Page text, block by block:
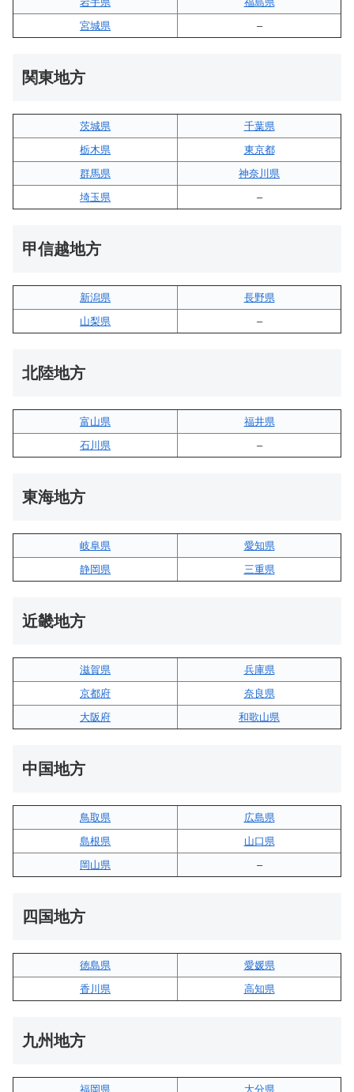
宮城県
–
関東地方
茨城県
千葉県
栃木県
東京都
群馬県
神奈川県
埼玉県
–
甲信越地方
新潟県
長野県
山梨県
–
北陸地方
富山県
福井県
石川県
–
東海地方
岐阜県
愛知県
静岡県
三重県
近畿地方
滋賀県
兵庫県
京都府
奈良県
大阪府
和歌山県
中国地方
鳥取県
広島県
島根県
山口県
岡山県
–
四国地方
徳島県
愛媛県
香川県
高知県
九州地方
福岡県 大分県